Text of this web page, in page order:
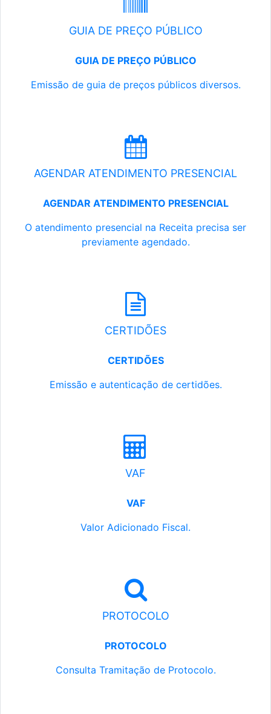
GUIA DE PREÇO PÚBLICO
GUIA DE PREÇO PÚBLICO
Emissão de guia de preços públicos diversos.
AGENDAR ATENDIMENTO PRESENCIAL
AGENDAR ATENDIMENTO PRESENCIAL
O atendimento presencial na Receita precisa ser
previamente agendado.
CERTIDÕES
CERTIDÕES
Emissão e autenticação de certidões.
VAF
VAF
Valor Adicionado Fiscal.
PROTOCOLO
PROTOCOLO
Consulta Tramitação de Protocolo.